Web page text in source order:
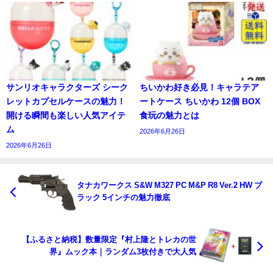
サンリオキャラクターズ シーク
レットカプセルケースの魅力！
開ける瞬間も楽しい人気アイテ
ム
2026年6月26日
ちいかわ好き必見！キャラテア
ートケース ちいかわ 12個 BOX
食玩の魅力とは
2026年6月26日
タナカワークス S&W M327 PC M&P R8 Ver.2 HW ブ
ラック 5インチの魅力徹底
【ふるさと納税】数量限定『村上隆とトレカの世
界』ムック本｜ランダム3枚付きで大人気